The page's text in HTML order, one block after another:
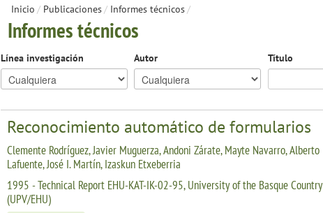
Inicio / Publicaciones/ Informes técnicos/
Informes técnicos
Línea investigación Autor Título
Reconocimiento automático de formularios
Clemente Rodríguez, Javier Muguerza, Andoni Zárate, Mayte Navarro, Alberto
Lafuente, José I. Martín, Izaskun Etxeberria
1995 - Technical Report EHU-KAT-IK-02-95, University of the Basque Country
(UPV/EHU)